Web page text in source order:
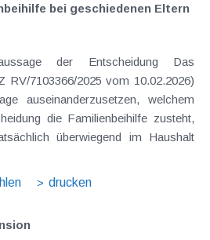
bei geschiedenen Eltern
der Entscheidung Das
RV/7103366/2025 vom 10.02.2026)
auseinanderzusetzen, welchem
die Familienbeihilfe zusteht,
überwiegend im Haushalt
drucken